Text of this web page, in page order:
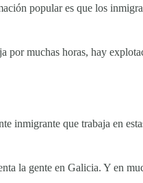
popular es que los
por muchas horas, hay
inmigrante que trabaja en
la gente en Galicia. Y en